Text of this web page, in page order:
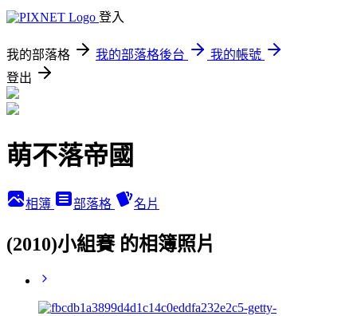
登入
我的部落格 我的部落格後台
我的帳號
登出
萌不落帝國
相簿 部落格 名片
(2010)小組賽 的相簿照片